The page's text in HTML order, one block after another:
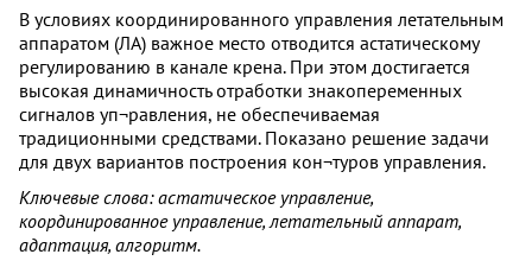
В условиях координированного управления летательным
аппаратом (ЛА) важное место отводится астатическому
регулированию в канале крена. При этом достигается
высокая динамичность отработки знакопеременных
сигналов уп¬равления, не обеспечиваемая
традиционными средствами. Показано решение задачи
для двух вариантов построения кон¬туров управления.
Ключевые слова: астатическое управление,
координированное управление, летательный аппарат,
адаптация, алгоритм.